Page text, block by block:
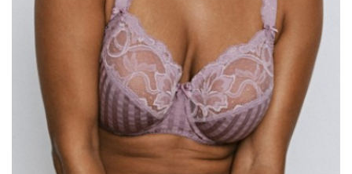
Hombre
Ortopedia
Outlet